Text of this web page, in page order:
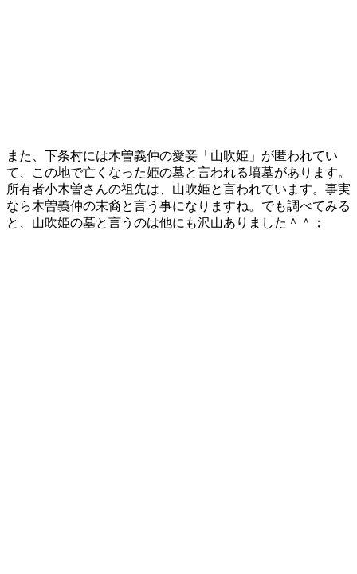
また、下条村には木曽義仲の愛妾「山吹姫」が匿われてい
て、この地で亡くなった姫の墓と言われる墳墓があります。
所有者小木曽さんの祖先は、山吹姫と言われています。事実
なら木曽義仲の末裔と言う事になりますね。でも調べてみる
と、山吹姫の墓と言うのは他にも沢山ありました＾＾；